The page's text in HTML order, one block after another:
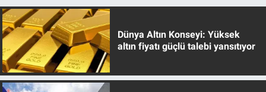
Dünya Altın Konseyi: Yüksek
altın fiyatı güçlü talebi yansıtıyor